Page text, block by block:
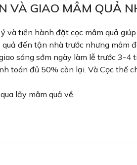
VÀ GIAO MÂM QUẢ
và tiến hành đặt cọc mâm quả
đến tận nhà trước nhưng mâm
sáng sớm ngày làm lễ trước 3-
toán đủ 50% còn lại. Và Cọc
lấy mâm quả về.